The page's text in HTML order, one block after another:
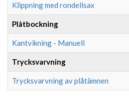
Klippning med rondellsax
Plåtbockning
Kantvikning - Manuell
Trycksvarvning
Trycksvarvning av plåtämnen